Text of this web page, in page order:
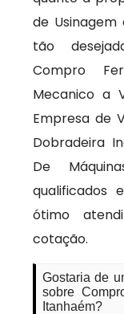
de
tão
Compro
Mecanico a
Empresa de
Dobradeira
De
qualificados
ótimo
cotação.
Gostaria de
sobre
Itanhaém?